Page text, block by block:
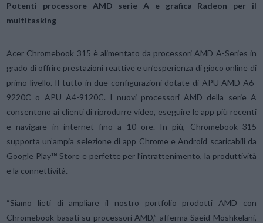
Potenti processore AMD serie A e grafica Radeon per il
multitasking
Acer Chromebook 315 è alimentato da processori AMD A-Series in
grado di offrire prestazioni reattive e un’esperienza di gioco online di
primo livello. Il tutto in due configurazioni dotate di APU AMD A6-
9220C o APU A4-9120C. I nuovi processori AMD della serie A
consentono ai clienti di riprodurre video, eseguire le app più recenti
e navigare in internet fino a 10 ore. In più, Chromebook 315
supporta un’ampia selezione di app Chrome e Android scaricabili da
Google Play™ Store e perfette per l’intrattenimento, la produttività
e la connettività.
“Siamo lieti di ampliare il nostro portfolio prodotti AMD con
Chromebook basati su processori AMD,” afferma Saeid Moshkelani,